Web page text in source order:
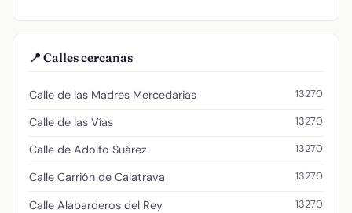
📍 Calles cercanas
Calle de las Madres Mercedarias 13270
Calle de las Vías 13270
Calle de Adolfo Suárez 13270
Calle Carrión de Calatrava 13270
Calle Alabarderos del Rey 13270